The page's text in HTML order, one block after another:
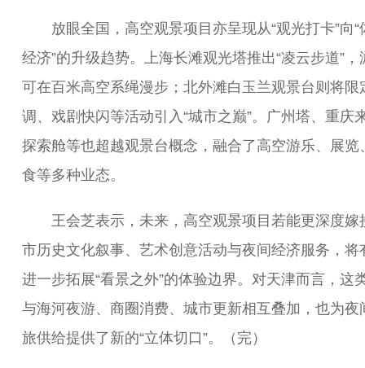
放眼全国，高空观景项目亦呈现从“观光打卡”向“
经济”的升级趋势。上海长滩观光塔推出“凌云步道”，
可在百米高空系绳漫步；北外滩白玉兰观景台则将限
调、戏剧快闪等活动引入“城市之巅”。广州塔、重庆
探索舱等也超越观景台概念，融合了高空游乐、展览
食等多种业态。
王会芝表示，未来，高空观景项目若能更深度嫁
市历史文化叙事、艺术创意活动与夜间经济服务，将
进一步拓展“看景之外”的体验边界。对天津而言，这
与海河夜游、商圈消费、城市更新相互叠加，也为夜
旅供给提供了新的“立体切口”。（完）